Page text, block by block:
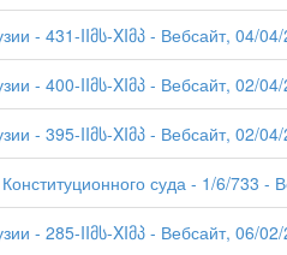
- 431-IIმს-XIმპ - Вебсайт, 04/
- 400-IIმს-XIმპ - Вебсайт, 02/
- 395-IIმს-XIმპ - Вебсайт, 02/
суда - 1/6/733 -
- 285-IIმს-XIმპ - Вебсайт, 06/